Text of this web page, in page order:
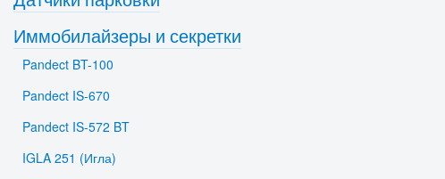
Иммобилайзеры и секретки
Pandect BT-100
Pandect IS-670
Pandect IS-572 BT
IGLA 251 (Игла)